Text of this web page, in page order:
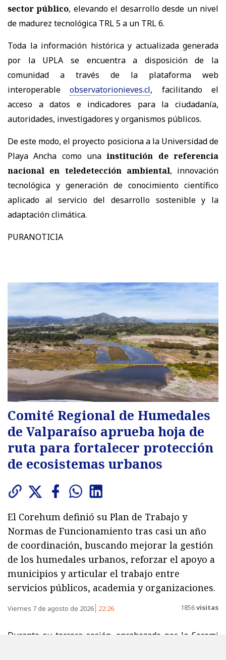
sector público, elevando el desarrollo desde un nivel
de madurez tecnológica TRL 5 a un TRL 6.
Toda la información histórica y actualizada generada
por la UPLA se encuentra a disposición de la
comunidad a través de la plataforma web
interoperable
observatorionieves.cl, facilitando el
acceso a datos e indicadores para la ciudadanía,
autoridades, investigadores y organismos públicos.
De este modo, el proyecto posiciona a la Universidad de
Playa Ancha como una institución de referencia
nacional en teledetección ambiental, innovación
tecnológica y generación de conocimiento científico
aplicado al servicio del desarrollo sostenible y la
adaptación climática.
PURANOTICIA
Comité Regional de Humedales
de Valparaíso aprueba hoja de
ruta para fortalecer protección
de ecosistemas urbanos
El Corehum definió su Plan de Trabajo y
Normas de Funcionamiento tras casi un año
de coordinación, buscando mejorar la gestión
de los humedales urbanos, reforzar el apoyo a
municipios y articular el trabajo entre
servicios públicos, academia y organizaciones.
Viernes 7 de agosto de 2026 22:26 1856visitas
Durante su tercera sesión, encabezado por la Seremi